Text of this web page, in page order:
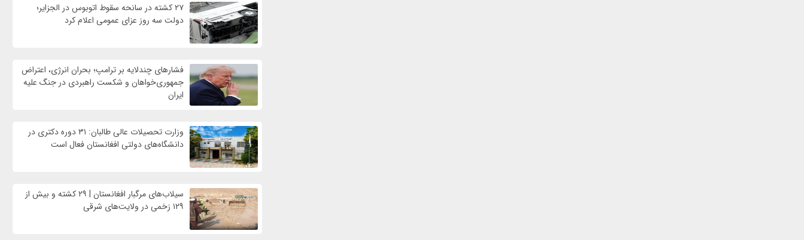
۲۷ کشته در سانحه سقوط اتوبوس در الجزایر؛
دولت سه روز عزای عمومی اعلام کرد
فشارهای چندلایه بر ترامپ؛ بحران انرژی، اعتراض
جمهوری‌خواهان و شکست راهبردی در جنگ علیه
ایران
وزارت تحصیلات عالی طالبان: ۳۱ دوره دکتری در
دانشگاه‌های دولتی افغانستان فعال است
سیلاب‌های مرگبار افغانستان | ۲۹ کشته و بیش از
۱۲۹ زخمی در ولایت‌های شرقی